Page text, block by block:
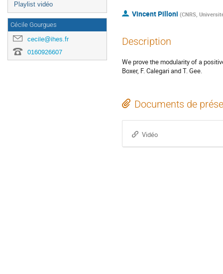
Playlist vidéo
Cécile Gourgues
cecile@ihes.fr
0160926607
Vincent Pilloni (CNRS,
Description
We prove the modularity of a
Boxer, F. Calegari and T. Gee.
Documents de
Vidéo